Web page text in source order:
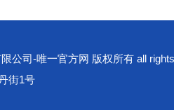
公司-唯一官方网 版权所有 all
街1号